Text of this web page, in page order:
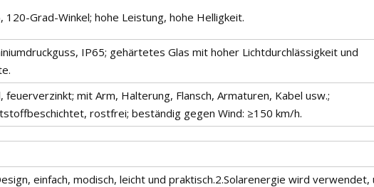
120-Grad-Winkel; hohe Leistung, hohe Helligkeit.
IP65; gehärtetes Glas mit hoher Lichtdurchlässigkeit und
feuerverzinkt; mit Arm, Halterung, Flansch, Armaturen, Kabel usw.;
rostfrei; beständig gegen Wind: ≥150 km/h.
einfach, modisch, leicht und praktisch.2.Solarenergie wird verwendet,